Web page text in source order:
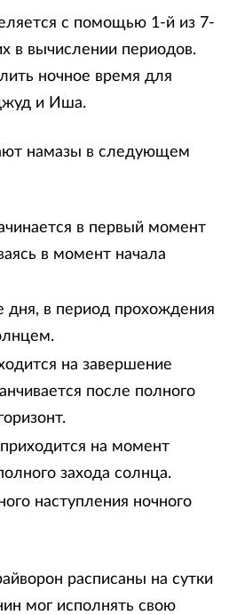
с помощью 1-й из 7-
в вычислении периодов.
ночное время для
и Иша.
намазы в следующем
в первый момент
в момент начала
дня, в период прохождения
на завершение
после полного
на момент
захода солнца.
наступления ночного
расписаны на сутки
мог исполнять свою